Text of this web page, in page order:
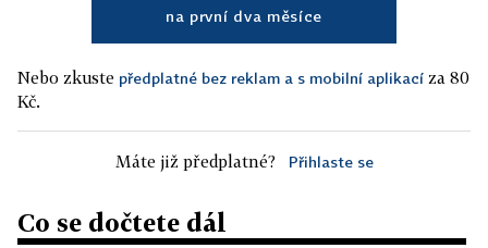
na první dva měsíce
Nebo zkuste předplatné bez reklam a s mobilní aplikací za 80
Kč.
Máte již předplatné? Přihlaste se
Co se dočtete dál